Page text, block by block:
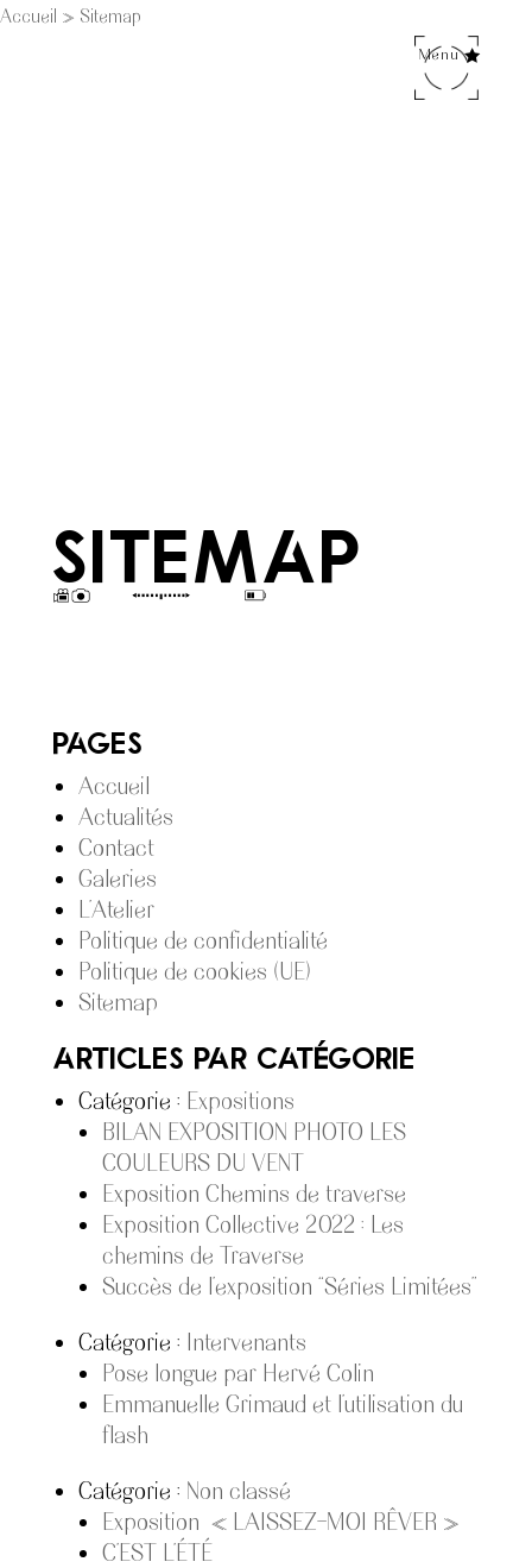
Menu
Accueil » Sitemap
Sitemap
Pages
Accueil
Actualités
Contact
Galeries
L’Atelier
Politique de confidentialité
Politique de cookies (UE)
Sitemap
Articles par catégorie
Catégorie : Expositions
BILAN EXPOSITION PHOTO LES
COULEURS DU VENT
Exposition Chemins de traverse
Exposition Collective 2022 : Les
chemins de Traverse
Succès de l’exposition “Séries Limitées”
Catégorie : Intervenants
Pose longue par Hervé Colin
Emmanuelle Grimaud et l’utilisation du
flash
Catégorie : Non classé
Exposition « LAISSEZ-MOI RÊVER »
C’EST L’ÉTÉ